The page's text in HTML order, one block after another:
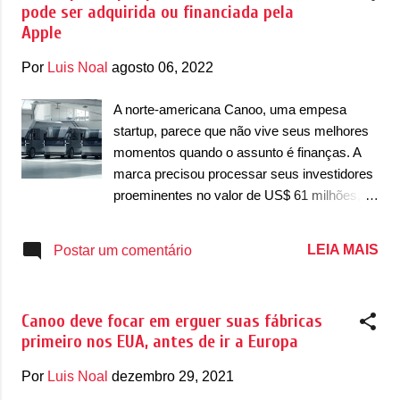
mercearias e outros mercados em geral. A
planejam iniciar entregas avançadas para
refinar e finalizar a configuração do veículo
na área metropolitana de Dallas-Fort Worth
nas próximas semanas”. A Canoo ainda
confirmou que a LDV foi “projetada para
entregas rápidas de alta frequência e entrega
rápida de veículo para porta, incluindo
posteriormente, confirmou ainda que quer
interessou...
pode ser adquirida ou financiada pela
Apple
Por Luis Noal agosto 06, 2022
A norte-americana Canoo, uma empesa
startup, parece que não vive seus melhores
momentos quando o assunto é finanças. A
marca precisou processar seus investidores
proeminentes no valor de US$ 61 milhões, o
planos. De acordo com informações, a
Canoo, de acordo com a Agência Bloomberg
. Considerado um dos maiores acionistas da
por meio de um acordo de segurança
Postar um comentário LEIA MAIS
Canoo deve focar em erguer suas fábricas
primeiro nos EUA, antes de ir a Europa
Por Luis Noal dezembro 29, 2021